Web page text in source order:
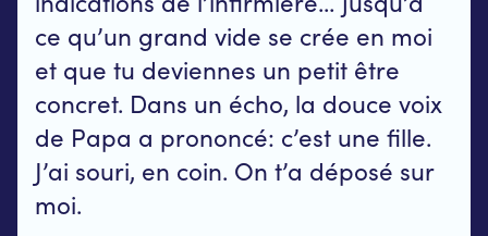
ce qu’un grand vide se crée en moi
et que tu deviennes un petit être
concret. Dans un écho, la douce voix
de Papa a prononcé: c’est une fille.
J’ai souri, en coin. On t’a déposé sur
moi.